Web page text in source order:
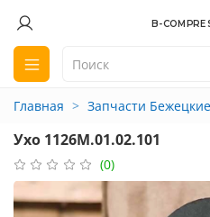
B-
Главная Запчасти Бежецкие
Ухо 1126М.01.02.101
(0)